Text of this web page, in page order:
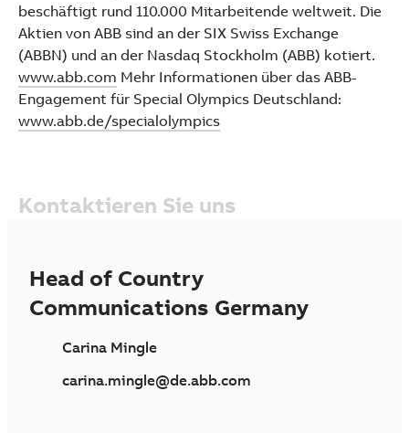
beschäftigt rund 110.000 Mitarbeitende weltweit. Die
Aktien von ABB sind an der SIX Swiss Exchange
(ABBN) und an der Nasdaq Stockholm (ABB) kotiert.
www.abb.com Mehr Informationen über das ABB-
Engagement für Special Olympics Deutschland:
www.abb.de/specialolympics
Kontaktieren Sie uns
Head of Country
Communications Germany
Carina Mingle
carina.mingle@de.abb.com